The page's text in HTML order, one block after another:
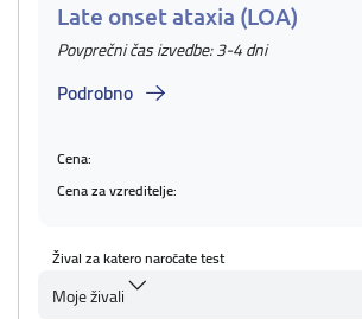
Late onset ataxia (LOA)
Povprečni čas izvedbe: 3-4 dni
Podrobno
Cena:
Cena za vzreditelje:
Žival za katero naročate test
Moje živali